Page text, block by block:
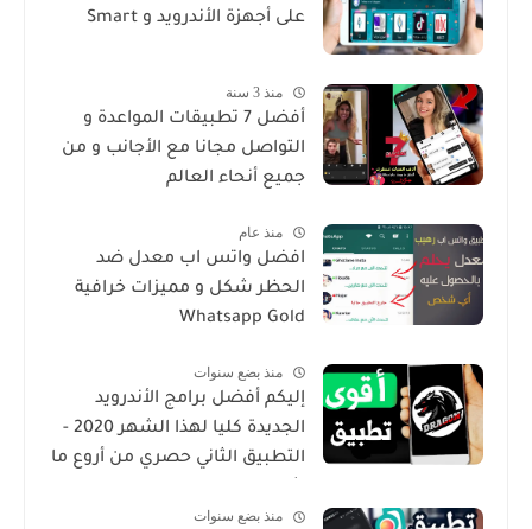
على أجهزة الأندرويد و Smart
منذ 3 سنة
أفضل 7 تطبيقات المواعدة و
التواصل مجانا مع الأجانب و من
جميع أنحاء العالم
منذ عام
افضل واتس اب معدل ضد
الحظر شكل و مميزات خرافية
Whatsapp Gold
منذ بضع سنوات
إليكم أفضل برامج الأندرويد
الجديدة كليا لهذا الشهر 2020 -
التطبيق الثاني حصري من أروع ما
منذ بضع سنوات